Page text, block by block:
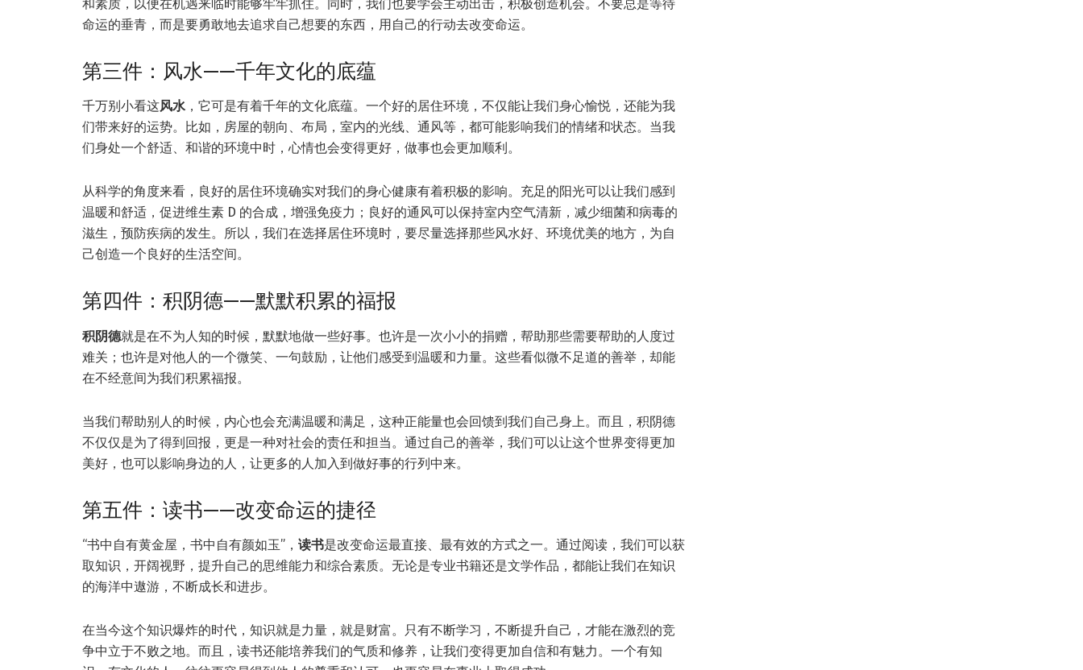
和素质，以便在机遇来临时能够牢牢抓住。同时，我们也要学会主动出击，积极创造机会。不要总是等待
命运的垂青，而是要勇敢地去追求自己想要的东西，用自己的行动去改变命运。
第三件：风水——千年文化的底蕴
千万别小看这风水 ，它可是有着千年的文化底蕴。一个好的居住环境，不仅能让我们身心愉悦，还能为我
们带来好的运势。比如，房屋的朝向、布局，室内的光线、通风等，都可能影响我们的情绪和状态。当我
们身处一个舒适、和谐的环境中时，心情也会变得更好，做事也会更加顺利。
从科学的角度来看，良好的居住环境确实对我们的身心健康有着积极的影响。充足的阳光可以让我们感到
温暖和舒适，促进维生素 D 的合成，增强免疫力；良好的通风可以保持室内空气清新，减少细菌和病毒的
滋生，预防疾病的发生。所以，我们在选择居住环境时，要尽量选择那些风水好、环境优美的地方，为自
己创造一个良好的生活空间。
第四件：积阴德——默默积累的福报
积阴德就是在不为人知的时候，默默地做一些好事。也许是一次小小的捐赠，帮助那些需要帮助的人度过
难关；也许是对他人的一个微笑、一句鼓励，让他们感受到温暖和力量。这些看似微不足道的善举，却能
在不经意间为我们积累福报。
当我们帮助别人的时候，内心也会充满温暖和满足，这种正能量也会回馈到我们自己身上。而且，积阴德
不仅仅是为了得到回报，更是一种对社会的责任和担当。通过自己的善举，我们可以让这个世界变得更加
美好，也可以影响身边的人，让更多的人加入到做好事的行列中来。
第五件：读书——改变命运的捷径
“书中自有黄金屋，书中自有颜如玉”， 读书是改变命运最直接、最有效的方式之一。通过阅读，我们可以获
取知识，开阔视野，提升自己的思维能力和综合素质。无论是专业书籍还是文学作品，都能让我们在知识
的海洋中遨游，不断成长和进步。
在当今这个知识爆炸的时代，知识就是力量，就是财富。只有不断学习，不断提升自己，才能在激烈的竞
争中立于不败之地。而且，读书还能培养我们的气质和修养，让我们变得更加自信和有魅力。一个有知